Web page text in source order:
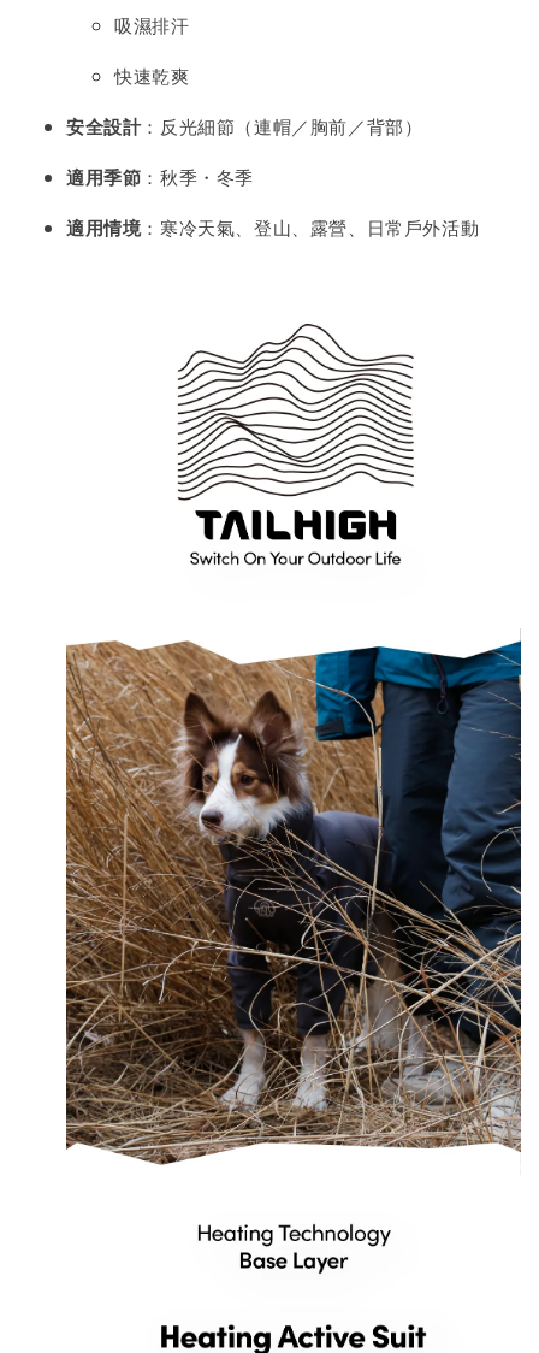
吸濕排汗
快速乾爽
安全設計：反光細節（連帽／胸前／背部）
適用季節 ：秋季・冬季
適用情境：寒冷天氣、登山、露營、日常戶外活動